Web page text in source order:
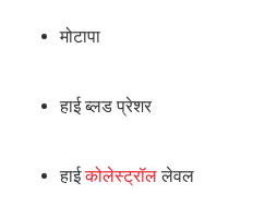
मोटापा
हाई ब्लड प्रेशर
हाईकोलेस्ट्रॉललेवल